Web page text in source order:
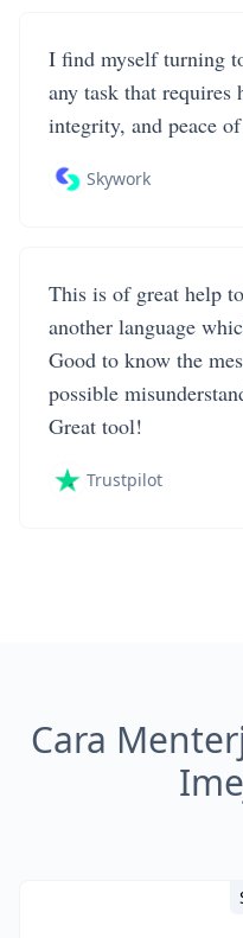
I find myself turning
any task that requires
integrity, and peace
Skywork
This is of great help
another language
Good to know the
possible
Great tool!
Trustpilot
Cara